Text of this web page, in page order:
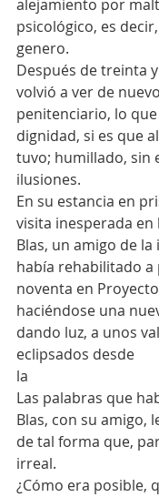
alejamiento por
psicológico, es
genero.
Después de treinta
volvió a ver de
penitenciario, lo que
dignidad, si es que
tuvo; humillado, sin
ilusiones.
En su estancia en
visita inesperada
Blas, un amigo de
había rehabilitado
noventa en
haciéndose una
dando luz, a unos
eclipsados desde
la
Las palabras que
Blas, con su amigo,
de tal forma que,
irreal.
¿Cómo era posible,